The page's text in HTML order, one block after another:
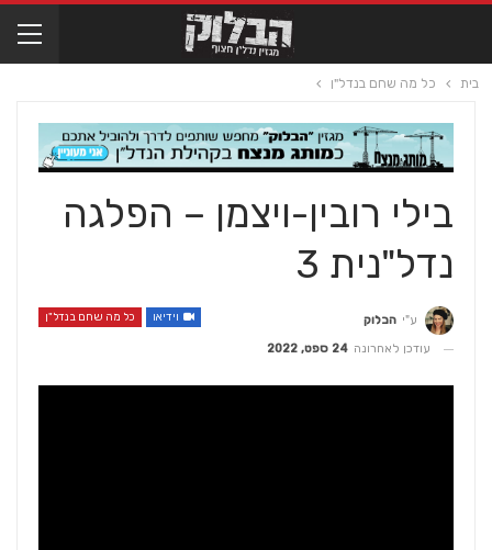
בית כל מה שחם בנדל"ן
בילי רובין-ויצמן – הפלגה
נדל"נית 3
וידיאו כל מה שחם בנדל"ן ע"י הבלוק
עודכן לאחרונה 24 ספט, 2022